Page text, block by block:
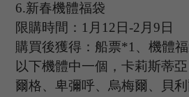
6.新春機體福袋
限購時間： 1 月 12 日-2 月9 日
購買後獲得：船票*1 、機體
以下機體中一個，卡莉斯蒂
爾格、卑彌呼、烏梅爾、貝利